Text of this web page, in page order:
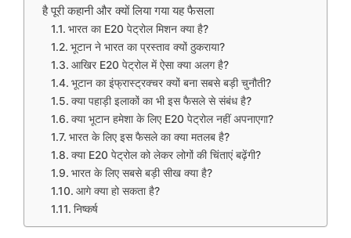
है पूरी कहानी और क्यों लिया गया यह फैसला
भारत का E20 पेट्रोल मिशन क्या है?
भूटान ने भारत का प्रस्ताव क्यों ठुकराया?
आखिर E20 पेट्रोल में ऐसा क्या अलग है?
भूटान का इंफ्रास्ट्रक्चर क्यों बना सबसे बड़ी चुनौती?
क्या पहाड़ी इलाकों का भी इस फैसले से संबंध है?
क्या भूटान हमेशा के लिए E20 पेट्रोल नहीं अपनाएगा?
भारत के लिए इस फैसले का क्या मतलब है?
क्या E20 पेट्रोल को लेकर लोगों की चिंताएं बढ़ेंगी?
भारत के लिए सबसे बड़ी सीख क्या है?
आगे क्या हो सकता है?
निष्कर्ष